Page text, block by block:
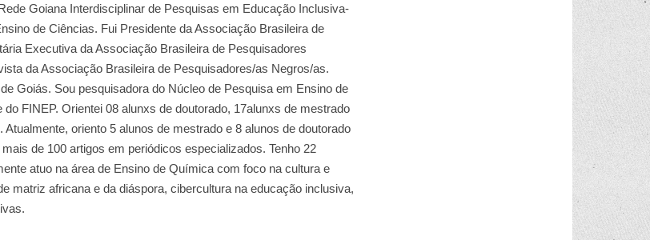
Goiana Interdisciplinar de Pesquisas em Educação Inclusiva-
de Ciências. Fui Presidente da Associação Brasileira de
Executiva da Associação Brasileira de Pesquisadores
da Associação Brasileira de Pesquisadores/as Negros/as.
Goiás. Sou pesquisadora do Núcleo de Pesquisa em Ensino de
FINEP. Orientei 08 alunxs de doutorado, 17alunxs de mestrado
oriento 5 alunos de mestrado e 8 alunos de doutorado
de 100 artigos em periódicos especializados. Tenho 22
atuo na área de Ensino de Química com foco na cultura e
matriz africana e da diáspora, cibercultura na educação inclusiva,